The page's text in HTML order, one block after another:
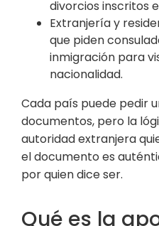
divorcios inscritos
Extranjería y
que piden
inmigración para
nacionalidad.
Cada país puede pedir
documentos, pero la
autoridad extranjera
el documento es
por quien dice ser.
Qué es la